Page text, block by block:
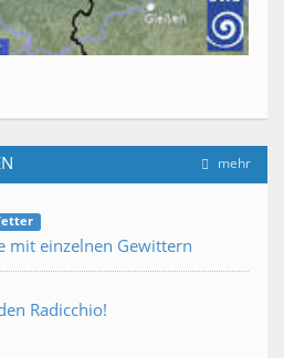
mehr
mit einzelnen Gewittern
Radicchio!